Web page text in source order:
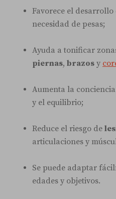
Favorece el desarrollo
necesidad de pesas;
Ayuda a tonificar
piernas, brazos y
Aumenta la
y el equilibrio;
Reduce el riesgo de
articulaciones y
Se puede adaptar
edades y objetivos.